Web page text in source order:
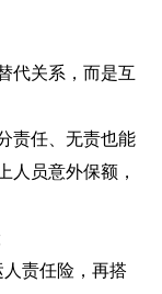
代关系，而是互
责任、无责也能
人员意外保额，
责任险，再搭